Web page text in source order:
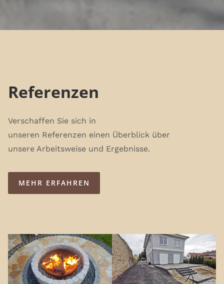
Referenzen
Verschaffen Sie sich in
unseren Referenzen einen Überblick über
unsere Arbeitsweise und Ergebnisse.
MEHR ERFAHREN